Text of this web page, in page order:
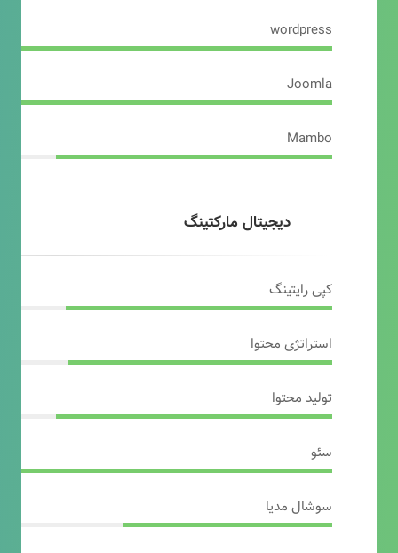
wordpress
Joomla
Mambo
دیجیتال مارکتینگ
کپی رایتینگ
استراتژی محتوا
تولید محتوا
سئو
سوشال مدیا